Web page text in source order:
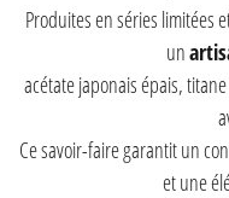
Produites en séries limitées
un
acétate japonais épais,
Ce savoir-faire garantit un
et une